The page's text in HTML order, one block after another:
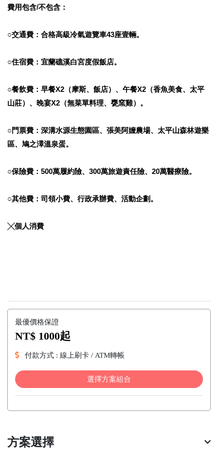
費用包含/不包含：
○交通費：合格高級冷氣遊覽車43座壹輛。
○住宿費：宜蘭礁溪白宮度假飯店。
○餐飲費：早餐X2（摩斯、飯店）、午餐X2（香魚美食、太平
山莊）、晚宴X2（無菜單料理、甕窯雞）。
○門票費：深溝水源生態園區、張美阿嬤農場、太平山森林遊樂
區、鳩之澤溫泉蛋。
○保險費：500萬履約險、300萬旅遊責任險、20萬醫療險。
○其他費：司領小費、行政承辦費、活動企劃。
╳個人消費
最優價格保證
NT$ 1000起
付款方式 : 線上刷卡 / ATM轉帳
選擇方案組合
方案選擇